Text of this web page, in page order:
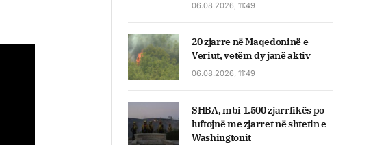
06.08.2026, 11:49
20 zjarre në Maqedoninë e
Veriut, vetëm dy janë aktiv
06.08.2026, 11:49
SHBA, mbi 1.500 zjarrfikës po
luftojnë me zjarret në shtetin e
Washingtonit